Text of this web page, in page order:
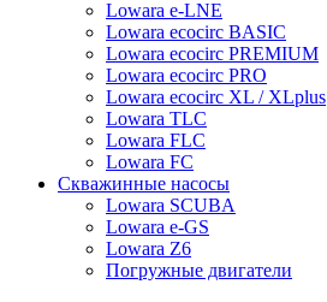
Lowara e-LNE
Lowara ecocirc BASIC
Lowara ecocirc PREMIUM
Lowara ecocirc PRO
Lowara ecocirc XL / XLplus
Lowara TLC
Lowara FLC
Lowara FC
Скважинные насосы
Lowara SCUBA
Lowara e-GS
Lowara Z6
Погружные двигатели